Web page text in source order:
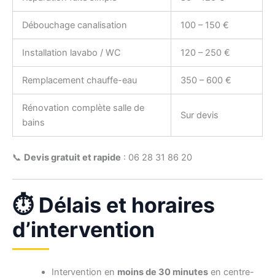
Débouchage canalisation 100 – 150 €
Installation lavabo / WC 120 – 250 €
Remplacement chauffe-eau 350 – 600 €
Rénovation complète salle de
bains
Sur devis
📞 Devis gratuit et rapide : 06 28 31 86 20
⏱️ Délais et horaires
d’intervention
Intervention en moins de 30 minutesen centre-